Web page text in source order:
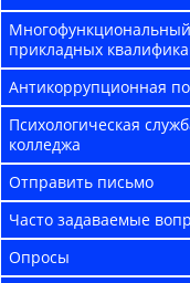
прикладных
Антикоррупционная
Психологическая
колледжа
Отправить письмо
Часто задаваемые
Опросы